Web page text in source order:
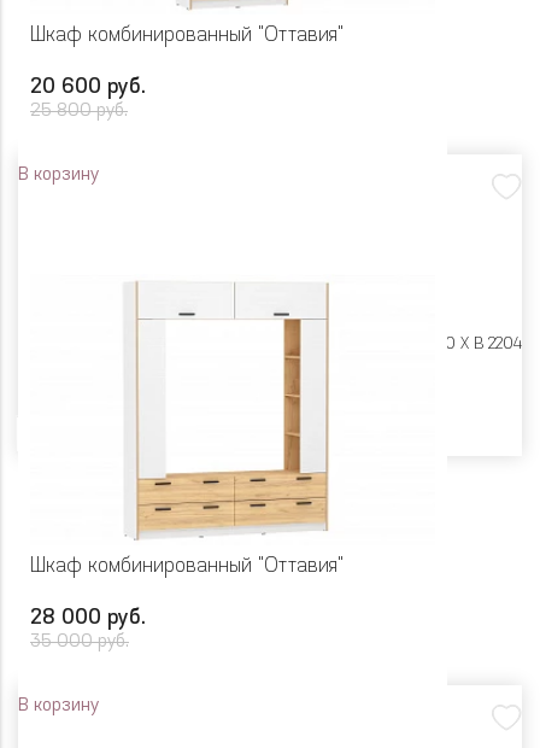
Шкаф комбинированный "Оттавия"
20 600 руб.
25 800 руб.
В корзину
Ш 900 X Г 400 X В 2204
Шкаф комбинированный "Оттавия"
28 000 руб.
35 000 руб.
В корзину